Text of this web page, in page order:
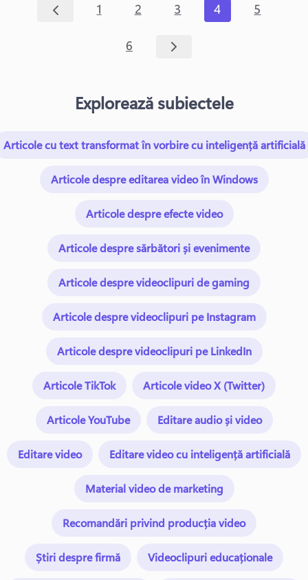
1 2 3 4 5
6
Explorează subiectele
Articole cu text transformat în vorbire cu inteligență artificială
Articole despre editarea video în Windows
Articole despre efecte video
Articole despre sărbători și evenimente
Articole despre videoclipuri de gaming
Articole despre videoclipuri pe Instagram
Articole despre videoclipuri pe LinkedIn
Articole TikTok Articole video X (Twitter)
Articole YouTube Editare audio și video
Editare video Editare video cu inteligență artificială
Material video de marketing
Recomandări privind producția video
Știri despre firmă Videoclipuri educaționale